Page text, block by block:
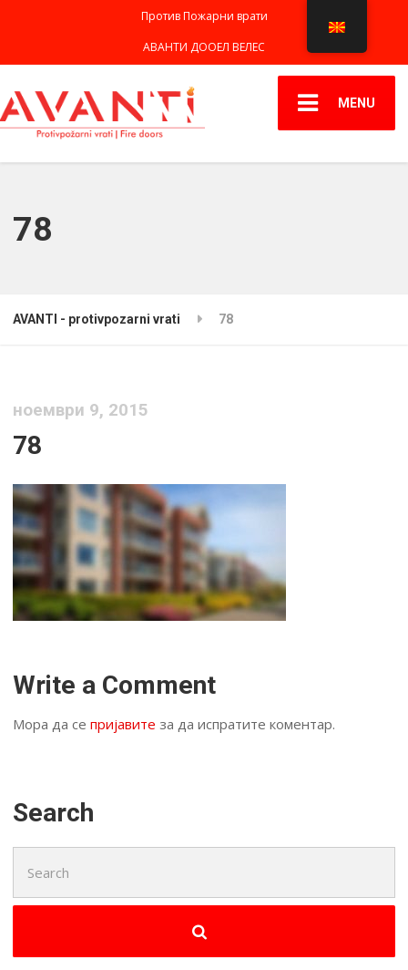
Против Пожарни врати
АВАНТИ ДООЕЛ ВЕЛЕС
MENU
78
AVANTI - protivpozarni vrati 78
ноември 9, 2015
78
Write a Comment
Мора да сепријавите за да испратите коментар.
Search
for: